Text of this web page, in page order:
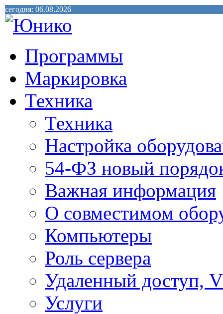
сегодня: 06.08.2026
Программы
Маркировка
Техника
Техника
Настройка
54-ФЗ новый
Важная информация
О совместимом
Компьютеры
Роль сервера
Удаленный доступ,
Услуги